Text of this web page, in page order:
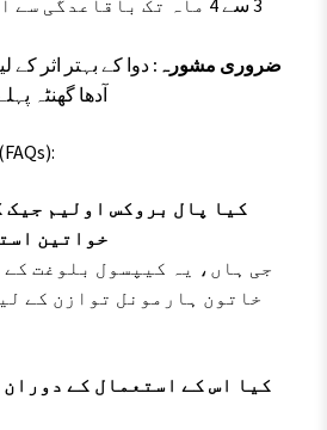
ضروری مشورہ: دوا کے بہتر اثر کے
آدھا گھنٹہ
اکثر پوچھے گئے سوالات (FAQs):
خواتین
جی ہاں، یہ کیپسول بلوغت
خاتون ہارمونل توازن کے